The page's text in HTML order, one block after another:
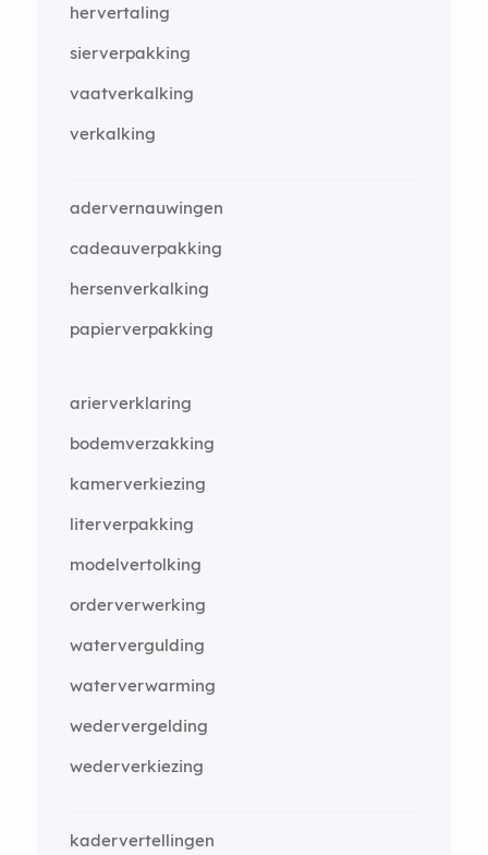
hervertaling
sierverpakking
vaatverkalking
verkalking
adervernauwingen
cadeauverpakking
hersenverkalking
papierverpakking
arierverklaring
bodemverzakking
kamerverkiezing
literverpakking
modelvertolking
orderverwerking
watervergulding
waterverwarming
wedervergelding
wederverkiezing
kadervertellingen